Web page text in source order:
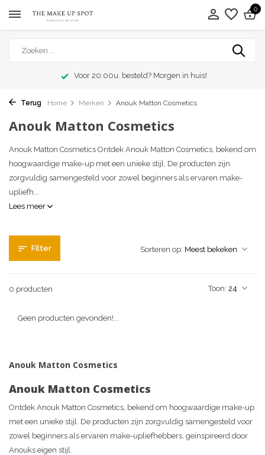
0
Voor 20:00u. besteld? Morgen in huis!
Terug Home Merken Anouk Matton Cosmetics
Anouk Matton Cosmetics
Anouk Matton Cosmetics Ontdek Anouk Matton Cosmetics, bekend om
hoogwaardige make-up met een unieke stijl. De producten zijn
zorgvuldig samengesteld voor zowel beginners als ervaren make-
upliefh...
Lees meer
Filter
0 producten Toon:
Sorteren op:
Geen producten gevonden!...
Anouk Matton Cosmetics
Anouk Matton Cosmetics
Ontdek Anouk Matton Cosmetics, bekend om hoogwaardige make-up
met een unieke stijl. De producten zijn zorgvuldig samengesteld voor
zowel beginners als ervaren make-upliefhebbers, geïnspireerd door
Anouks eigen stijl.